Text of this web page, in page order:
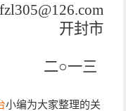
开封市
二○一三
小编为大家整理的关